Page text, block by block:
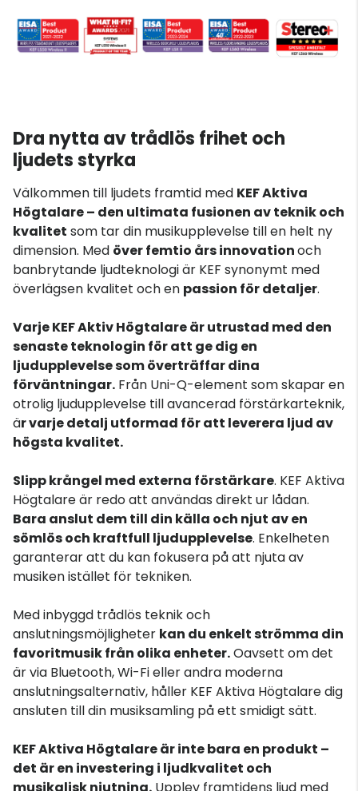
Dra nytta av trådlös frihet och
ljudets styrka
Välkommen till ljudets framtid med KEF Aktiva
Högtalare – den ultimata fusionen av teknik och
kvalitet som tar din musikupplevelse till en helt ny
dimension. Med över femtio års innovationoch
banbrytande ljudteknologi är KEF synonymt med
överlägsen kvalitet och en passion för detaljer.
Varje KEF Aktiv Högtalare är utrustad med den
senaste teknologin för att ge dig en
ljudupplevelse som överträffar dina
förväntningar. Från Uni-Q-element som skapar en
otrolig ljudupplevelse till avancerad förstärkarteknik,
är varje detalj utformad för att leverera ljud av
högsta kvalitet.
Slipp krångel med externa förstärkare. KEF Aktiva
Högtalare är redo att användas direkt ur lådan.
Bara anslut dem till din källa och njut av en
sömlös och kraftfull ljudupplevelse. Enkelheten
garanterar att du kan fokusera på att njuta av
musiken istället för tekniken.
Med inbyggd trådlös teknik och
anslutningsmöjligheter kan du enkelt strömma din
favoritmusik från olika enheter.Oavsett om det
är via Bluetooth, Wi-Fi eller andra moderna
anslutningsalternativ, håller KEF Aktiva Högtalare dig
ansluten till din musiksamling på ett smidigt sätt.
KEF Aktiva Högtalare är inte bara en produkt –
det är en investering i ljudkvalitet och
musikalisk njutning. Upplev framtidens ljud med